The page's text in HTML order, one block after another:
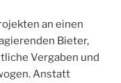
an einen
Bieter,
Vergaben und
Anstatt